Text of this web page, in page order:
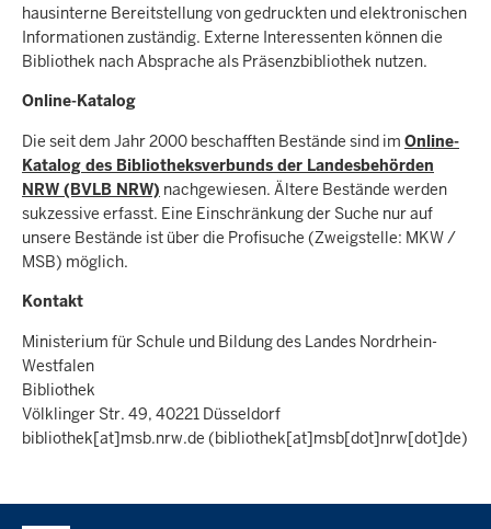
hausinterne Bereitstellung von gedruckten und elektronischen
Informationen zuständig. Externe Interessenten können die
Bibliothek nach Absprache als Präsenzbibliothek nutzen.
Online-Katalog
Die seit dem Jahr 2000 beschafften Bestände sind im Online-
Katalog des Bibliotheksverbunds der Landesbehörden
NRW (BVLB NRW) nachgewiesen. Ältere Bestände werden
sukzessive erfasst. Eine Einschränkung der Suche nur auf
unsere Bestände ist über die Profisuche (Zweigstelle: MKW /
MSB) möglich.
Kontakt
Ministerium für Schule und Bildung des Landes Nordrhein-
Westfalen
Bibliothek
Völklinger Str. 49, 40221 Düsseldorf
bibliothek[at]msb.nrw.de (bibliothek[at]msb[dot]nrw[dot]de)